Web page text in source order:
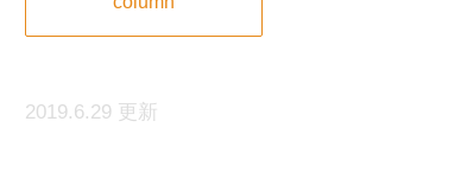
2019.6.29 更新